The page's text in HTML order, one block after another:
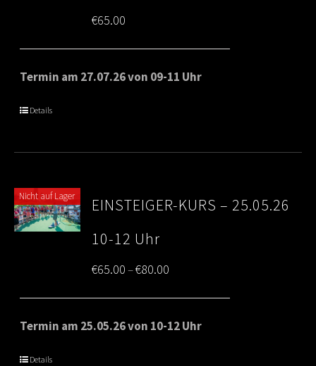
€65.00
Termin am 27.07.26 von 09-11 Uhr
Details
Nicht auf Lager
EINSTEIGER-KURS – 25.05.26
10-12 Uhr
€65.00–€80.00
range:
€65.00
Termin am 25.05.26 von 10-12 Uhr
Details